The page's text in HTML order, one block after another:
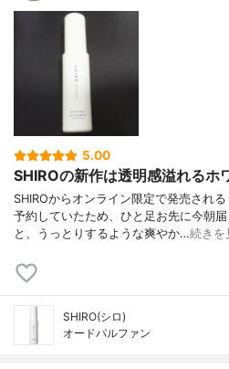
5.00
SHIROの新作は透明感溢れる
SHIROからオンライン限定で発売され
予約していたため、ひと足お先に今朝
と、うっとりするような爽やか…続きを
SHIRO(シロ)
オードパルファン